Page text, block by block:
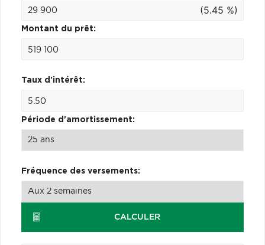
(5.45 %)
Montant du prêt:
Taux d'intérêt:
Période d'amortissement:
Fréquence des versements:
CALCULER